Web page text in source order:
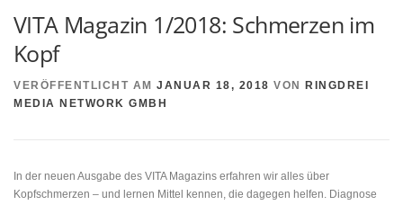
IMPRESSIONEN NEWS TEAM KONTAKT
VITA Magazin 1/2018: Schmerzen im
Kopf
VERÖFFENTLICHT AM JANUAR 18, 2018 VON
RINGDREI
MEDIA NETWORK GMBH
In der neuen Ausgabe des VITA Magazins erfahren wir alles über
Kopfschmerzen – und lernen Mittel kennen, die dagegen helfen. Diagnose